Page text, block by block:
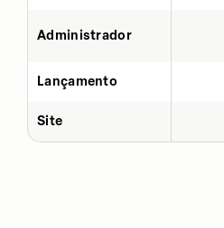
Administrador
Lançamento
Site